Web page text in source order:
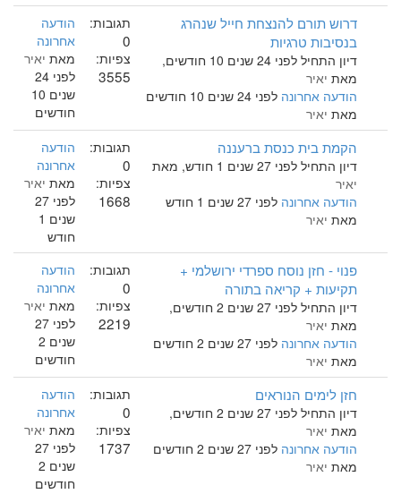
דרוש תורם להנצחת חייל שנהרג
בנסיבות טרגיות
דיון התחיל לפני 24 שנים 10 חודשים,
מאת יאיר
הודעה אחרונה לפני 24 שנים 10 חודשים
מאת יאיר
תגובות:
0
צפיות:
3555
הודעה
אחרונה
מאת יאיר
לפני 24
שנים 10
חודשים
הקמת בית כנסת ברעננה
דיון התחיל לפני 27 שנים 1 חודש, מאת
יאיר
הודעה אחרונה לפני 27 שנים 1 חודש
מאת יאיר
תגובות:
0
צפיות:
1668
הודעה
אחרונה
מאת יאיר
לפני 27
שנים 1
חודש
פנוי - חזן נוסח ספרדי ירושלמי +
תקיעות + קריאה בתורה
דיון התחיל לפני 27 שנים 2 חודשים,
מאת יאיר
הודעה אחרונה לפני 27 שנים 2 חודשים
מאת יאיר
תגובות:
0
צפיות:
2219
הודעה
אחרונה
מאת יאיר
לפני 27
שנים 2
חודשים
חזן לימים הנוראים
דיון התחיל לפני 27 שנים 2 חודשים,
מאת יאיר
הודעה אחרונה לפני 27 שנים 2 חודשים
מאת יאיר
תגובות:
0
צפיות:
1737
הודעה
אחרונה
מאת יאיר
לפני 27
שנים 2
חודשים